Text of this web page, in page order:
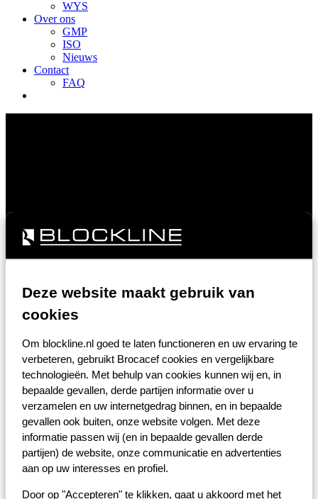
Deze website maakt gebruik van
cookies
Om blockline.nl goed te laten functioneren en uw ervaring te
verbeteren, gebruikt Brocacef cookies en vergelijkbare
technologieën. Met behulp van cookies kunnen wij en, in
bepaalde gevallen, derde partijen informatie over u
verzamelen en uw internetgedrag binnen, en in bepaalde
gevallen ook buiten, onze website volgen. Met deze
informatie passen wij (en in bepaalde gevallen derde
partijen) de website, onze communicatie en advertenties
aan op uw interesses en profiel.
Door op "Accepteren" te klikken, gaat u akkoord met het
WYS
Over ons
GMP
ISO
Nieuws
Contact
FAQ
Heeft u een vraag?
Laat hieronder een bericht voor ons achter. Één van onze
verpakkingsexperts neemt contact met u op.
Velden met een * zijn verplicht.
Contactgegevens
T. +31 (0)30-686 22 55
E.info@blockline.nl
Bezoekadres: Europalaan 40,